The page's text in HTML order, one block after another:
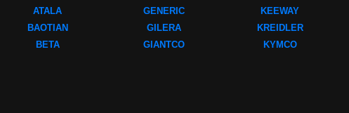
ATALA
BAOTIAN
BETA
GENERIC
GILERA
GIANTCO
KEEWAY
KREIDLER
KYMCO